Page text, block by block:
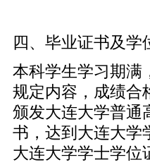
四、毕业证书及学
本科学生学习期满
规定内容，成绩合
颁发大连大学普通
书，达到大连大学
大连大学学士学位